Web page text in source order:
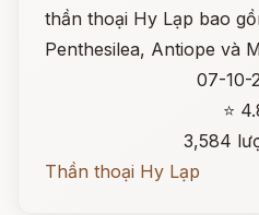
thần thoại Hy Lạp bao
Penthesilea, Antiope và
07-10-
⭐
3,584
Thần thoại Hy Lạp